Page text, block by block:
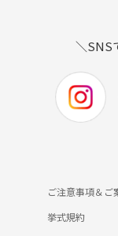
＼SNS
ご注意事項＆ご
挙式規約